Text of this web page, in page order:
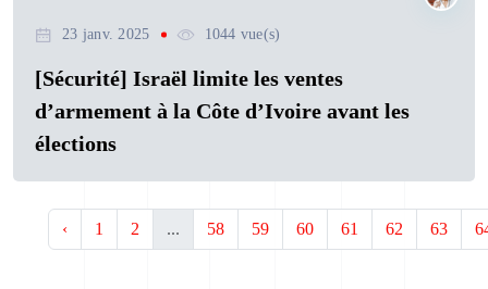
23 janv. 2025 1044 vue(s)
[Sécurité] Israël limite les ventes
d’armement à la Côte d’Ivoire avant les
élections
‹ 1 2 ... 58 59 60 61 62 63